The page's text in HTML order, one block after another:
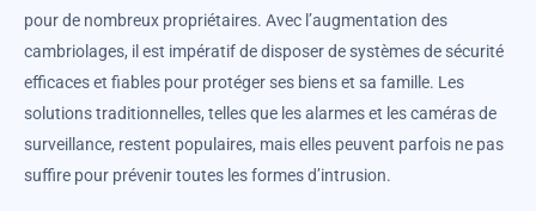
pour de nombreux propriétaires. Avec l’augmentation des
cambriolages, il est impératif de disposer de systèmes de sécurité
efficaces et fiables pour protéger ses biens et sa famille. Les
solutions traditionnelles, telles que les alarmes et les caméras de
surveillance, restent populaires, mais elles peuvent parfois ne pas
suffire pour prévenir toutes les formes d’intrusion.